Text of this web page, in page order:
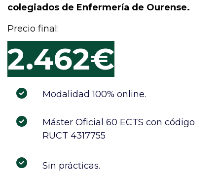
colegiados de Enfermería de Ourense.
Precio final:
2.462€
Modalidad 100% online.
Máster Oficial 60 ECTS con código
RUCT 4317755
Sin prácticas.